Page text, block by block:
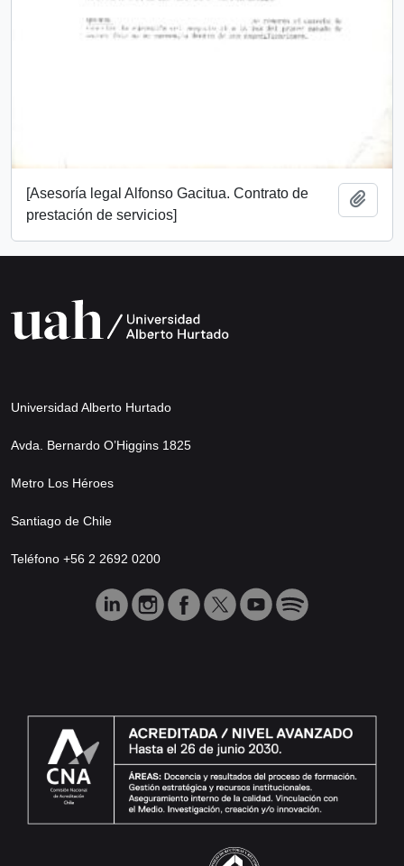
[Asesoría legal Alfonso Gacitua. Contrato de
prestación de servicios]
Universidad Alberto Hurtado
Avda. Bernardo O’Higgins 1825
Metro Los Héroes
Santiago de Chile
Teléfono +56 2 2692 0200